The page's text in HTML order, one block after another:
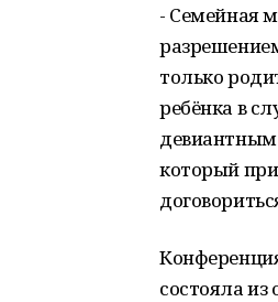
- Семейная
только
ребёнка в
девиантным
который
состояла